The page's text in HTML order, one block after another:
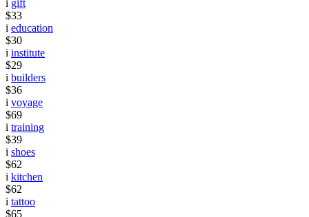
i gift
$33
i education
$30
i institute
$29
i builders
$36
i voyage
$69
i training
$39
i shoes
$62
i kitchen
$62
i tattoo
$65